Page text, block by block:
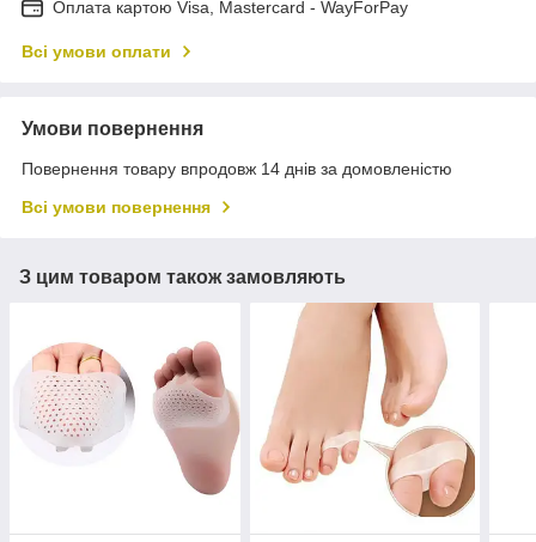
Оплата картою Visa, Mastercard - WayForPay
Всі умови оплати
Умови повернення
Повернення товару впродовж 14 днів за домовленістю
Всі умови повернення
З цим товаром також замовляють